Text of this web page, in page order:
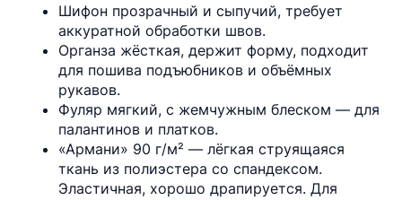
Шифон прозрачный и сыпучий, требует
аккуратной обработки швов.
Органза жёсткая, держит форму, подходит
для пошива подъюбников и объёмных
рукавов.
Фуляр мягкий, с жемчужным блеском — для
палантинов и платков.
«Армани» 90 г/м² — лёгкая струящаяся
ткань из полиэстера со спандексом.
Эластичная, хорошо драпируется. Для